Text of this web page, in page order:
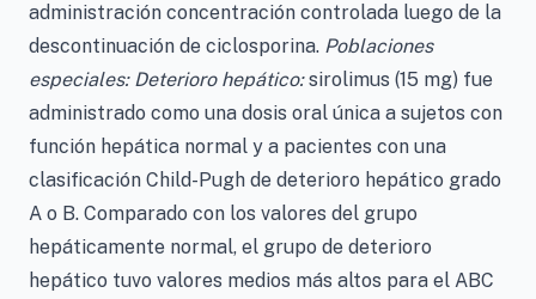
administración concentración controlada luego de la
descontinuación de ciclosporina. Poblaciones
especiales: Deterioro hepático:sirolimus (15 mg) fue
administrado como una dosis oral única a sujetos con
función hepática normal y a pacientes con una
clasificación Child-Pugh de deterioro hepático grado
A o B. Comparado con los valores del grupo
hepáticamente normal, el grupo de deterioro
hepático tuvo valores medios más altos para el ABC